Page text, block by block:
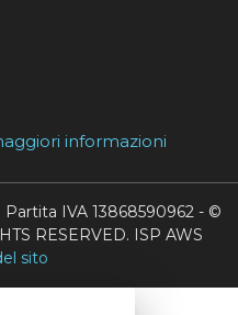
informazioni
IVA 13868590962 - ©
RESERVED. ISP AWS
sito